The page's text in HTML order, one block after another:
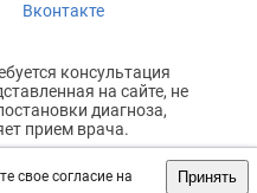
свое согласие на
Принять
Вконтакте
консультация
на сайте, не
диагноза,
прием врача.